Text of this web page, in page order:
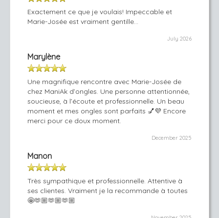
Exactement ce que je voulais! Impeccable et
Marie-Josée est vraiment gentille...
July 2026
Marylène
Une magnifique rencontre avec Marie-Josée de
chez ManiAk d’ongles. Une personne attentionnée,
soucieuse, à l’écoute et professionnelle. Un beau
moment et mes ongles sont parfaits 💅💜 Encore
merci pour ce doux moment.
December 2025
Manon
Très sympathique et professionnelle. Attentive à
ses clientes. Vraiment je la recommande à toutes
🤩🫶🏼🫶🏼🫶🏼